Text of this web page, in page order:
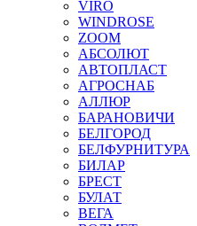
VIRO
WINDROSE
ZOOM
АБСОЛЮТ
АВТОПЛАСТ
АГРОСНАБ
АЛЛЮР
БАРАНОВИЧИ
БЕЛГОРОД
БЕЛФУРНИТУРА
БИЛАР
БРЕСТ
БУЛАТ
ВЕГА